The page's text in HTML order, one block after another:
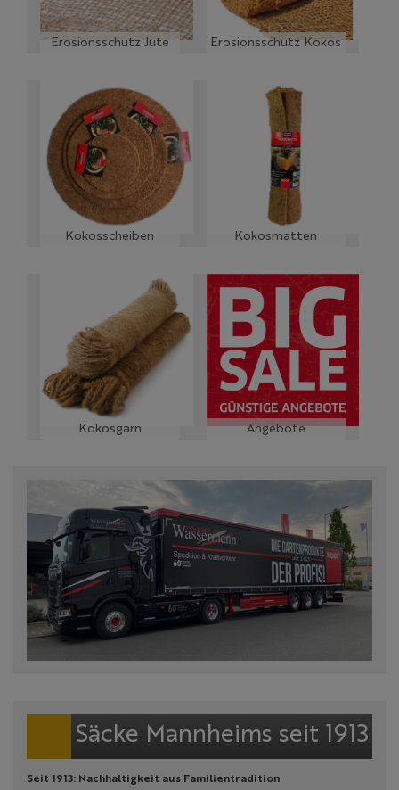
Erosionsschutz Jute Erosionsschutz Kokos
Kokosscheiben Kokosmatten
Kokosgarn Angebote
Säcke Mannheims seit 1913
Seit 1913: Nachhaltigkeit aus Familientradition